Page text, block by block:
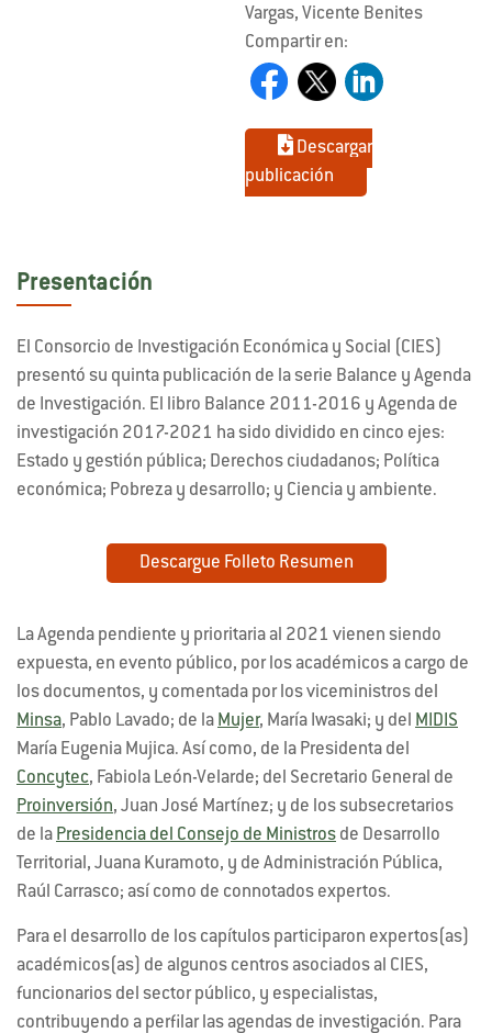
Vargas, Vicente Benites
Compartir en:
Descargar
publicación
Presentación
El Consorcio de Investigación Económica y Social (CIES)
presentó su quinta publicación de la serie Balance y Agenda
de Investigación. El libro Balance 2011-2016 y Agenda de
investigación 2017-2021 ha sido dividido en cinco ejes:
Estado y gestión pública; Derechos ciudadanos; Política
económica; Pobreza y desarrollo; y Ciencia y ambiente.
Descargue Folleto Resumen
La Agenda pendiente y prioritaria al 2021 vienen siendo
expuesta, en evento público, por los académicos a cargo de
los documentos, y comentada por los viceministros del
Minsa, Pablo Lavado; de la Mujer, María Iwasaki; y del
MIDIS
María Eugenia Mujica. Así como, de la Presidenta del
Concytec, Fabiola León-Velarde; del Secretario General de
Proinversión, Juan José Martínez; y de los subsecretarios
de la Presidencia del Consejo de Ministros de Desarrollo
Territorial, Juana Kuramoto, y de Administración Pública,
Raúl Carrasco; así como de connotados expertos.
Para el desarrollo de los capítulos participaron expertos(as)
académicos(as) de algunos centros asociados al CIES,
funcionarios del sector público, y especialistas,
contribuyendo a perfilar las agendas de investigación. Para